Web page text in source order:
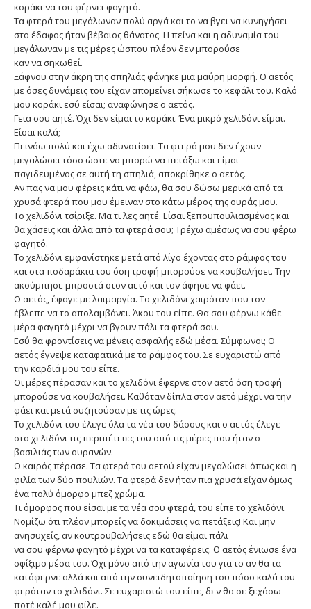
κοράκι να του φέρνει φαγητό.
Τα φτερά του μεγάλωναν πολύ αργά και το να βγει να κυνηγήσει
στο έδαφος ήταν βέβαιος θάνατος. Η πείνα και η αδυναμία του
μεγάλωναν με τις μέρες ώσπου πλέον δεν μπορούσε
καν να σηκωθεί.
Ξάφνου στην άκρη της σπηλιάς φάνηκε μια μαύρη μορφή. Ο αετός
με όσες δυνάμεις του είχαν απομείνει σήκωσε το κεφάλι του. Καλό
μου κοράκι εσύ είσαι; αναφώνησε ο αετός.
Γεια σου αητέ. Όχι δεν είμαι το κοράκι. Ένα μικρό χελιδόνι είμαι.
Είσαι καλά;
Πεινάω πολύ και έχω αδυνατίσει. Τα φτερά μου δεν έχουν
μεγαλώσει τόσο ώστε να μπορώ να πετάξω και είμαι
παγιδευμένος σε αυτή τη σπηλιά, αποκρίθηκε ο αετός.
Αν πας να μου φέρεις κάτι να φάω, θα σου δώσω μερικά από τα
χρυσά φτερά που μου έμειναν στο κάτω μέρος της ουράς μου.
Το χελιδόνι τσίριξε. Μα τι λες αητέ. Είσαι ξεπουπουλιασμένος και
θα χάσεις και άλλα από τα φτερά σου; Τρέχω αμέσως να σου φέρω
φαγητό.
Το χελιδόνι εμφανίστηκε μετά από λίγο έχοντας στο ράμφος του
και στα ποδαράκια του όση τροφή μπορούσε να κουβαλήσει. Την
ακούμπησε μπροστά στον αετό και τον άφησε να φάει.
Ο αετός, έφαγε με λαιμαργία. Το χελιδόνι χαιρόταν που τον
έβλεπε να το απολαμβάνει. Άκου του είπε. Θα σου φέρνω κάθε
μέρα φαγητό μέχρι να βγουν πάλι τα φτερά σου.
Εσύ θα φροντίσεις να μένεις ασφαλής εδώ μέσα. Σύμφωνοι; Ο
αετός έγνεψε καταφατικά με το ράμφος του. Σε ευχαριστώ από
την καρδιά μου του είπε.
Οι μέρες πέρασαν και το χελιδόνι έφερνε στον αετό όση τροφή
μπορούσε να κουβαλήσει. Καθόταν δίπλα στον αετό μέχρι να την
φάει και μετά συζητούσαν με τις ώρες.
Το χελιδόνι του έλεγε όλα τα νέα του δάσους και ο αετός έλεγε
στο χελιδόνι τις περιπέτειες του από τις μέρες που ήταν ο
βασιλιάς των ουρανών.
Ο καιρός πέρασε. Τα φτερά του αετού είχαν μεγαλώσει όπως και η
φιλία των δύο πουλιών. Τα φτερά δεν ήταν πια χρυσά είχαν όμως
ένα πολύ όμορφο μπεζ χρώμα.
Τι όμορφος που είσαι με τα νέα σου φτερά, του είπε το χελιδόνι.
Νομίζω ότι πλέον μπορείς να δοκιμάσεις να πετάξεις! Και μην
ανησυχείς, αν κουτρουβαλήσεις εδώ θα είμαι πάλι
να σου φέρνω φαγητό μέχρι να τα καταφέρεις. Ο αετός ένιωσε ένα
σφίξιμο μέσα του. Όχι μόνο από την αγωνία του για το αν θα τα
κατάφερνε αλλά και από την συνειδητοποίηση του πόσο καλά του
φερόταν το χελιδόνι. Σε ευχαριστώ του είπε, δεν θα σε ξεχάσω
ποτέ καλέ μου φίλε.